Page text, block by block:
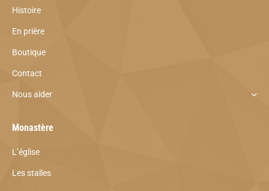
Histoire
En prière
Boutique
Contact
Nous aider
Monastère
L’église
Les stalles